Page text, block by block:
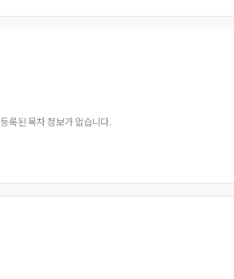
등록된 목차 정보가 없습니다.